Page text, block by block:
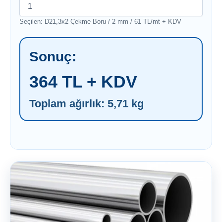
Seçilen: D21,3x2 Çekme Boru / 2 mm / 61 TL/mt + KDV
Sonuç:
364 TL + KDV
Toplam ağırlık: 5,71 kg